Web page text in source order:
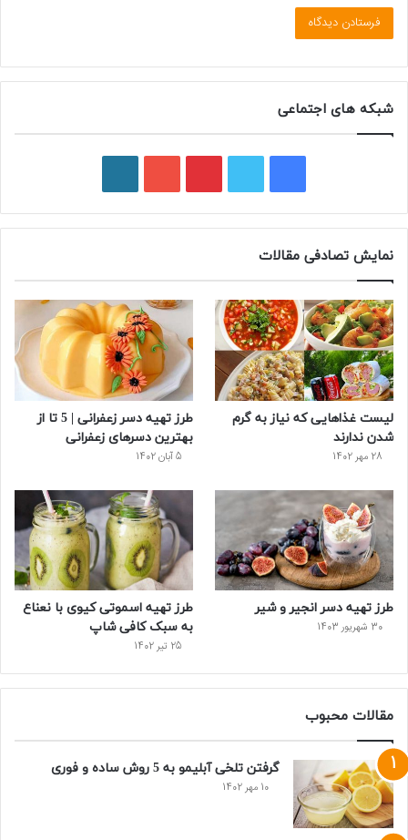
شبکه های اجتماعی
ی
س
ب
و
ک
و
ی
ت
ر
ی
ت
ی
س
ت
و
ی
و
ب
ر
پ
ر
س
نمایش تصادفی مقالات
لیست غذاهایی که نیاز به گرم
شدن ندارند
28 مهر 1402
طرز تهیه دسر زعفرانی | 5 تا از
بهترین دسرهای زعفرانی
5 آبان 1402
طرز تهیه دسر انجیر و شیر
30 شهریور 1403
طرز تهیه اسموتی کیوی با نعناع
به سبک کافی شاپ
25 تیر 1402
مقالات محبوب
گرفتن تلخی آبلیمو به 5 روش ساده و فوری
10 مهر 1402